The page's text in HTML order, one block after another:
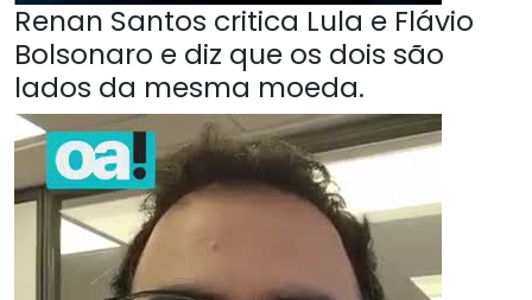
Renan Santos critica Lula e Flávio
Bolsonaro e diz que os dois são
lados da mesma moeda.